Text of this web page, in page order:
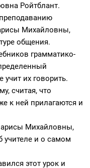
Ройтблант.
Михайловны,
общения.
грамматико-
их говорить.
считая, что
к ней прилагаются и
Михайловны,
учителе и о самом
этот урок и